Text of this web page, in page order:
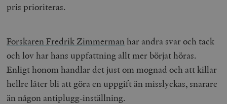
pris prioriteras.
Forskaren Fredrik Zimmermanhar andra svar och tack
och lov har hans uppfattning allt mer börjat höras.
Enligt honom handlar det just om mognad och att killar
hellre låter bli att göra en uppgift än misslyckas, snarare
än någon antiplugg-inställning.